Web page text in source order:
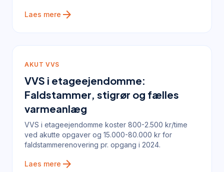
Laes mere arrow_forward
AKUT VVS
VVS i etageejendomme:
Faldstammer, stigrør og fælles
varmeanlæg
VVS i etageejendomme koster 800-2.500 kr/time
ved akutte opgaver og 15.000-80.000 kr for
faldstammerenovering pr. opgang i 2024.
Laes mere arrow_forward